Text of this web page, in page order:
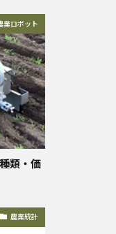
業ロボット
類・価
農業統計